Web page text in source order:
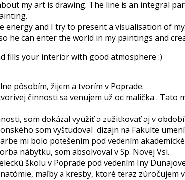
my art is drawing. The line is an integral
energy and I try to present a visualisation of
he can enter the world in my paintings and
fills your interior with good atmosphere :)
pôsobím, žijem a tvorím v Poprade.
činnosti sa venujem už od malička . Tato
som dokázal využiť a zužitkovať aj v
som vyštudoval dizajn na Fakulte umení
mi bolo potešením pod vedením
nábytku, som absolvoval v Sp. Novej Vsi.
školu v Poprade pod vedením Iny
maľby a kresby, ktoré teraz zúročujem